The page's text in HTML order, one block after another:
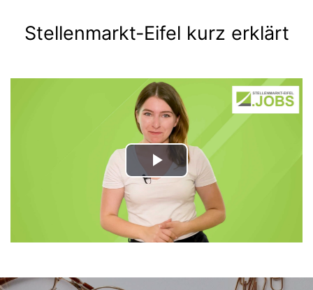
Stellenmarkt-Eifel kurz erklärt
Play
Video